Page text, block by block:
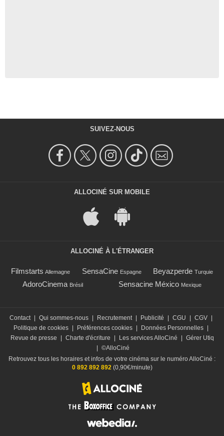
SUIVEZ-NOUS
ALLOCINÉ SUR MOBILE
ALLOCINÉ À L'ÉTRANGER
Filmstarts Allemagne SensaCine Espagne Beyazperde Turquie
AdoroCinema Brésil Sensacine México Mexique
Contact Qui sommes-nous Recrutement Publicité CGU CGV
Politique de cookies
Préférences cookies Données Personnelles
Revue de presse
Charte d'écriture Les services AlloCiné
Gérer Utiq
©AlloCiné
Retrouvez tous les horaires et infos de votre cinéma sur le numéro AlloCiné :
0 892 892 892(0,90€/minute)